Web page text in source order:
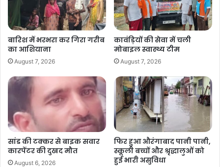
बारिश में भरभरा कर गिरा गरीब
का आशियाना
August 7, 2026
कावंड़ियों की सेवा में चली
मोबाइल स्वास्थ्य टीम
August 7, 2026
सांड की टक्कर से बाइक सवार
कारपेंटर की दुखद मौत
August 6, 2026
फिर हुआ औरंगाबाद पानी पानी,
स्कूली बच्चों और श्रृद्धालुओं को
हुई भारी असुविधा